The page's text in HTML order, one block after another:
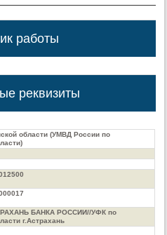
работы
реквизиты
области (УМВД России по
БАНКА РОССИИ//УФК по
г.Астрахань